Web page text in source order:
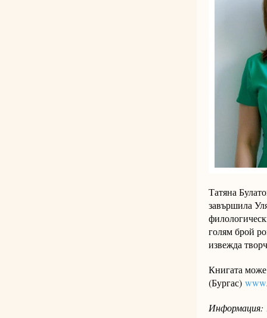
Татяна
завършила
голям брой
извежда
Книгата може
(Бургас)
Информация: